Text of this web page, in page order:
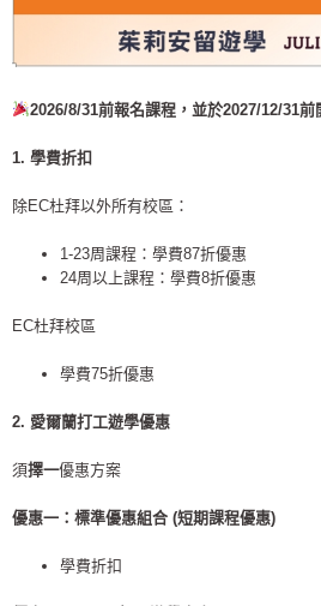
2026/8/31前報名課程，並於2027/12/31前
1. 學費折扣
除EC杜拜以外所有校區：
1-23周課程：學費87折優惠
24周以上課程：學費8折優惠
EC杜拜校區
學費75折優惠
2. 愛爾蘭打工遊學優惠
須擇一優惠方案
優惠一：標準優惠組合 (短期課程優惠)
學費折扣